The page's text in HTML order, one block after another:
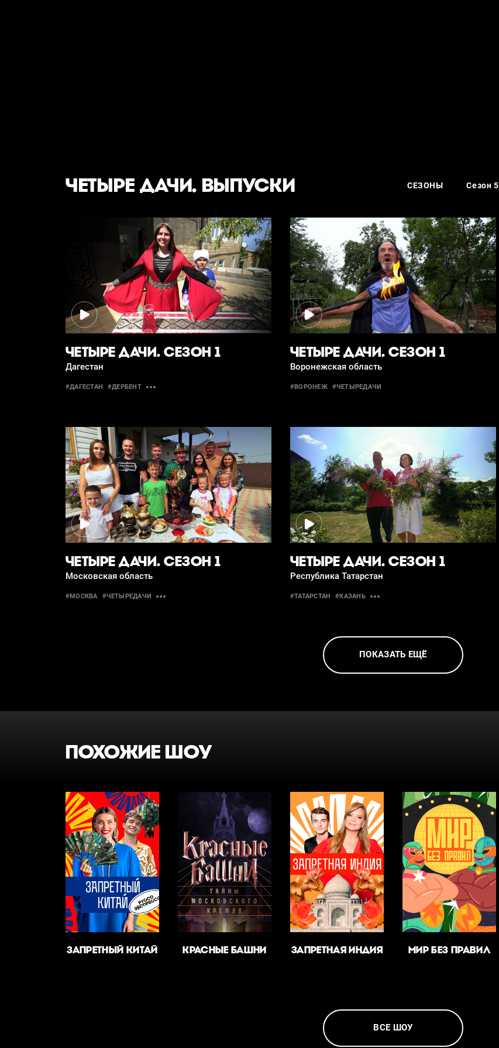
ЧЕТЫРЕ ДАЧИ. ВЫПУСКИ СЕЗОНЫ Сезон 5
ЧЕТЫРЕ ДАЧИ. СЕЗОН 1
Дагестан
#ДАГЕСТАН #ДЕРБЕНТ
ЧЕТЫРЕ ДАЧИ. СЕЗОН 1
Воронежская область
#ВОРОНЕЖ #ЧЕТЫРЕДАЧИ
ЧЕТЫРЕ ДАЧИ. СЕЗОН 1
Московская область
#МОСКВА #ЧЕТЫРЕДАЧИ
ЧЕТЫРЕ ДАЧИ. СЕЗОН 1
Республика Татарстан
#ТАТАРСТАН #КАЗАНЬ
ПОКАЗАТЬ ЕЩЁ
ПОХОЖИЕ ШОУ
ЗАПРЕТНЫЙ КИТАЙ КРАСНЫЕ БАШНИ ЗАПРЕТНАЯ ИНДИЯ МИР БЕЗ ПРАВИЛ
ВСЕ ШОУ